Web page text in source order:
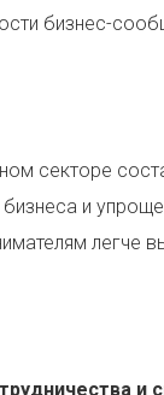
бизнес-
секторе
и
легче
и